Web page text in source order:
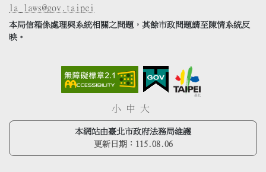
la_laws@gov.taipei
本局信箱係處理與系統相關之問題，其餘市政問題請至陳情系統反
映。
小 中 大
本網站由臺北市政府法務局維護
更新日期： 115.08.06